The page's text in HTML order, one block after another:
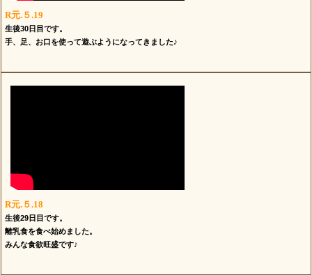
R元.５.19
生後30日目です。
手、足、お口を使って遊ぶようになってきました♪
R元.５.18
生後29日目です。
離乳食を食べ始めました。
みんな食欲旺盛です♪